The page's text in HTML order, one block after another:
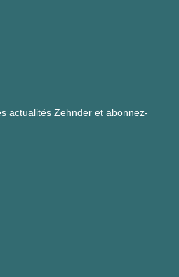
actualités Zehnder et abonnez-